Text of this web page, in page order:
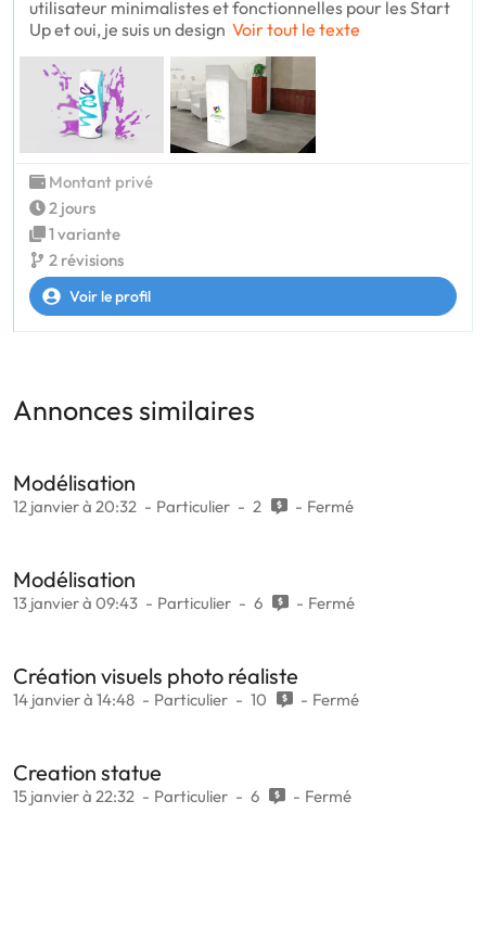
utilisateur minimalistes et fonctionnelles pour les Start
Up et oui, je suis un design Voir tout le texte
Montant privé
2 jours
1 variante
2 révisions
Voir le profil
Annonces similaires
Modélisation
12 janvier à 20:32 Particulier 2 Fermé
Modélisation
13 janvier à 09:43 Particulier 6 Fermé
Création visuels photo réaliste
14 janvier à 14:48 Particulier 10 Fermé
Creation statue
15 janvier à 22:32 Particulier 6 Fermé